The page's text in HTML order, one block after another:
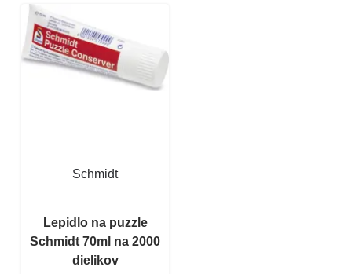
Schmidt
Lepidlo na puzzle
Schmidt 70ml na 2000
dielikov